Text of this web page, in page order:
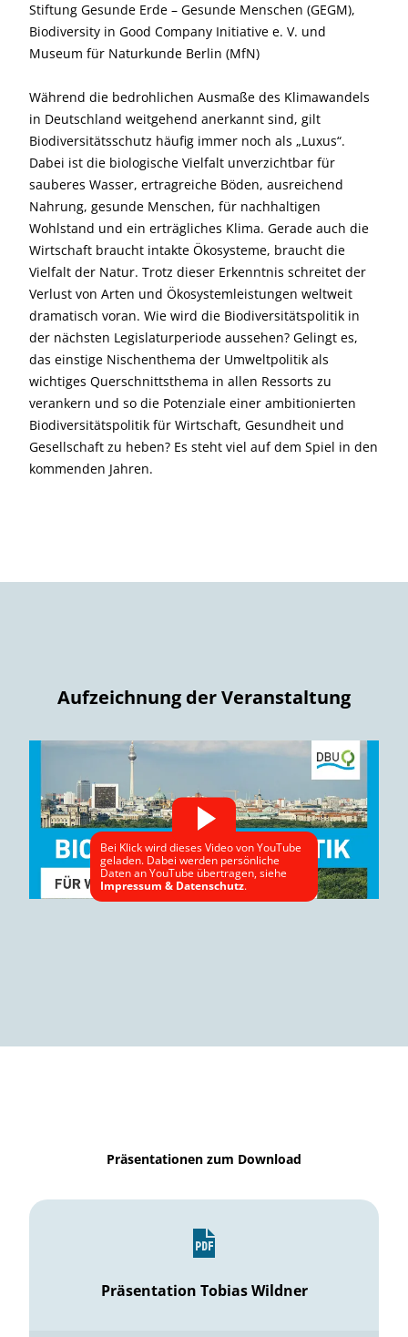
Stiftung Gesunde Erde – Gesunde Menschen (GEGM),
Biodiversity in Good Company Initiative e. V. und
Museum für Naturkunde Berlin (MfN)
Während die bedrohlichen Ausmaße des Klimawandels
in Deutschland weitgehend anerkannt sind, gilt
Biodiversitätsschutz häufig immer noch als „Luxus“.
Dabei ist die biologische Vielfalt unverzichtbar für
sauberes Wasser, ertragreiche Böden, ausreichend
Nahrung, gesunde Menschen, für nachhaltigen
Wohlstand und ein erträgliches Klima. Gerade auch die
Wirtschaft braucht intakte Ökosysteme, braucht die
Vielfalt der Natur. Trotz dieser Erkenntnis schreitet der
Verlust von Arten und Ökosystemleistungen weltweit
dramatisch voran. Wie wird die Biodiversitätspolitik in
der nächsten Legislaturperiode aussehen? Gelingt es,
das einstige Nischenthema der Umweltpolitik als
wichtiges Querschnittsthema in allen Ressorts zu
verankern und so die Potenziale einer ambitionierten
Biodiversitätspolitik für Wirtschaft, Gesundheit und
Gesellschaft zu heben? Es steht viel auf dem Spiel in den
kommenden Jahren.
Aufzeichnung der Veranstaltung
Bei Klick wird dieses Video von YouTube
geladen. Dabei werden persönliche
Daten an YouTube übertragen, siehe
Impressum & Datenschutz.
Präsentationen zum Download
Präsentation Tobias Wildner